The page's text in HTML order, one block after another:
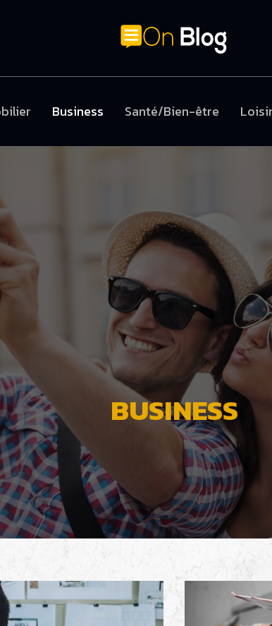
Business Santé/Bien-être
BUSINESS